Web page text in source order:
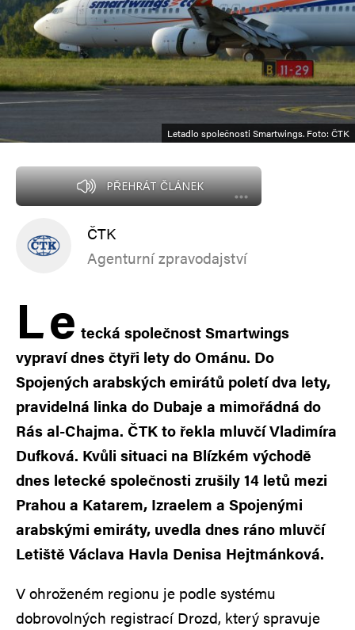
Letadlo společnosti Smartwings. Foto: ČTK
PŘEHRÁT ČLÁNEK
ČTK
Agenturní zpravodajství
Le tecká společnost Smartwings
vypraví dnes čtyři lety do Ománu. Do
Spojených arabských emirátů poletí dva lety,
pravidelná linka do Dubaje a mimořádná do
Rás al-Chajma. ČTK to řekla mluvčí Vladimíra
Dufková. Kvůli situaci na Blízkém východě
dnes letecké společnosti zrušily 14 letů mezi
Prahou a Katarem, Izraelem a Spojenými
arabskými emiráty, uvedla dnes ráno mluvčí
Letiště Václava Havla Denisa Hejtmánková.
V ohroženém regionu je podle systému
dobrovolných registrací Drozd, který spravuje